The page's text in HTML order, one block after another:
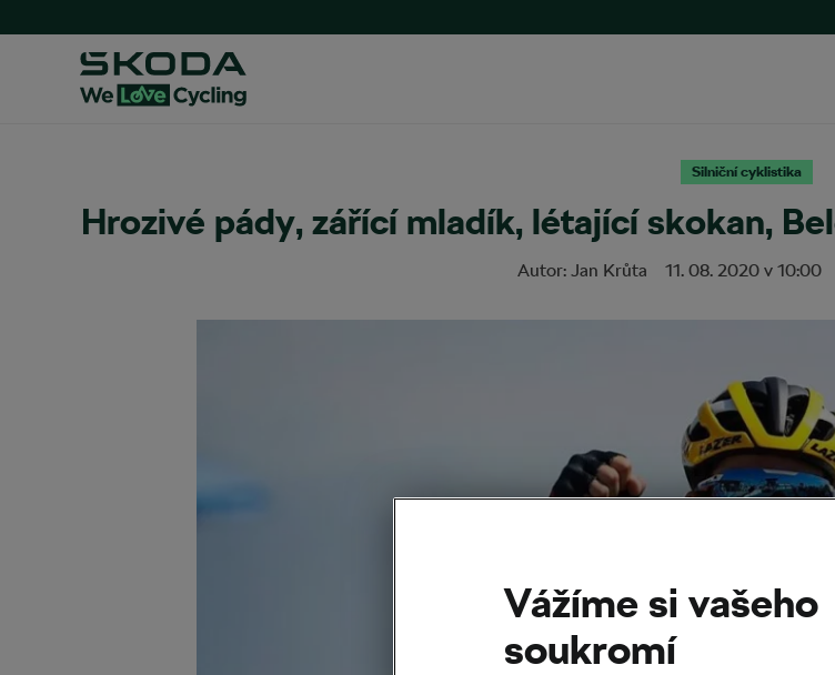
Silniční cyklistika
Hrozivé pády, zářící mladík, létající skokan,
Autor: Jan Krůta 11. 08. 2020 v 10:00
Vážíme si vašeho
soukromí